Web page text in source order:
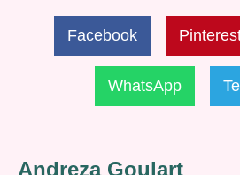
Facebook
WhatsApp
Andreza Goulart